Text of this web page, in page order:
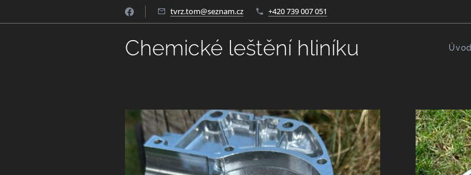
tvrz.tom@seznam.cz +420 739 007 051
Chemické leštění hliníku Úvod